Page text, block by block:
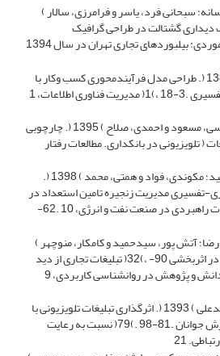
سبحانی فرد، یاسر و فرامرزی، سالار )
دیداری گشتالت در طراحی گرافیک
بیلبوردهای تبلیغاتی )نمونه موردی: بیلبوردهای تجاری تهران در سال 1394
آذر، عادل و بیات، کریم ) 1387 (. طراحی مدل فرآیندمحوری کسب وکار با
رویکرد مدلسازی ساختاری تفسیری .3-18 ،)1( مدیریت فناوری اطلاعات، 1
اسفیدانی، محمدرحیم؛ کیماسی، مسعود و احمدی، صلاح ) 1395 (. چارچوبی
( تلویزیونی در بانکداری. مطالعات رفتار
ساعدی نیا، ناصر؛ چناری، وحید؛ مکوندی، فواد و همتی، محمد ) 1398 (.
تفسیری مدیریت زنجیره تامین استعداد در
شرکت ملی نفت ایران. مطالعات راهبردی در صنعت نفت و انرژی، 10 .62-
آتش پور، سیدحمید و کامکار، منوچهر )
1386 (. مقایسه عوامل موثر در اثربخشی 90- ،)32( تبلیغات تجاری از دید
مردم و متخصصان تبلیغات. دانش و پژوهش در روانشناسی کاربردی، 9
کبیری، زهرا و حکیم آرا، محمدعلی ) 1393 (. اثرگذاری تبلیغات تلویزیونی با
جاذبه پیام طنز و ترس بر نگرش جوانان .81-98 .)79( نسبت به رعایت
21